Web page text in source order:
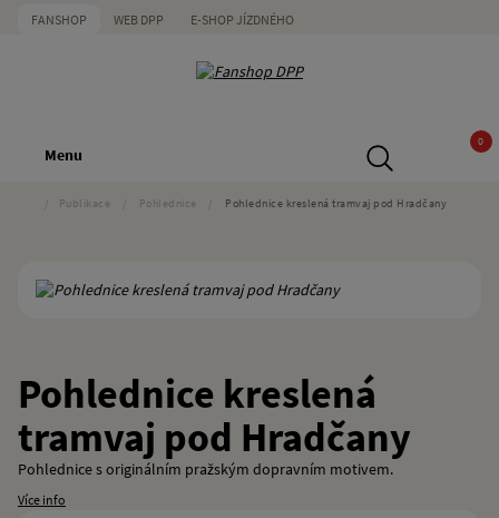
FANSHOP WEB DPP E-SHOP JÍZDNÉHO
Menu
0
Publikace Pohlednice Pohlednice kreslená tramvaj pod Hradčany
Pohlednice kreslená
tramvaj pod Hradčany
Pohlednice s originálním pražským dopravním motivem.
Více info